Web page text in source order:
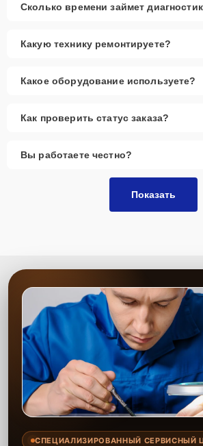
Сколько времени займет
Какую технику ремонтируете?
Какое оборудование используете?
Как проверить статус заказа?
Вы работаете честно?
Показать
СПЕЦИАЛИЗИРОВАННЫЙ СЕРВИСНЫЙ